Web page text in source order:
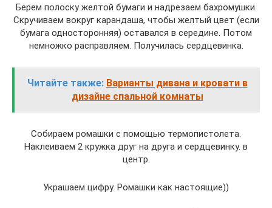
Берем полоску желтой бумаги и надрезаем бахромушки.
Скручиваем вокруг карандаша, чтобы желтый цвет (если
бумага односторонняя) оставался в середине. Потом
немножко расправляем. Получилась сердцевинка.
Читайте также: Варианты дивана и кровати в
дизайне спальной комнаты
Собираем ромашки с помощью термопистолета.
Наклеиваем 2 кружка друг на друга и сердцевинку. в
центр.
Украшаем цифру. Ромашки как настоящие))